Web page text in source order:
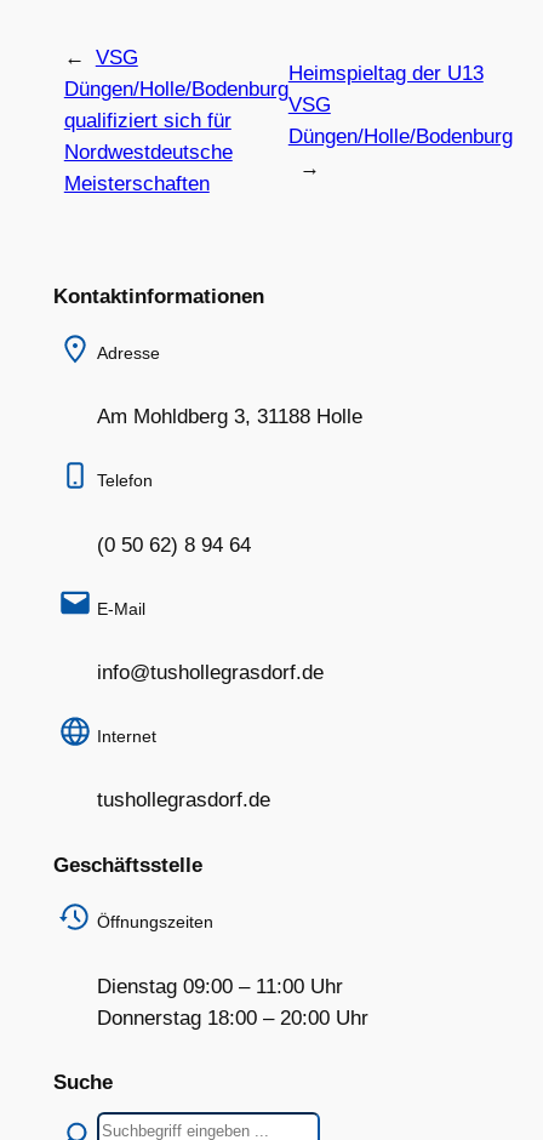
←
VSG
Düngen/Holle/Bodenburg
qualifiziert sich für
Nordwestdeutsche
Meisterschaften
Heimspieltag der U13
VSG
Düngen/Holle/Bodenburg
→
Kontaktinformationen
Adresse
Am Mohldberg 3, 31188 Holle
Telefon
(0 50 62) 8 94 64
E-Mail
info@tushollegrasdorf.de
Internet
tushollegrasdorf.de
Geschäftsstelle
Öffnungszeiten
Dienstag 09:00 – 11:00 Uhr
Donnerstag 18:00 – 20:00 Uhr
Suche
Suchen